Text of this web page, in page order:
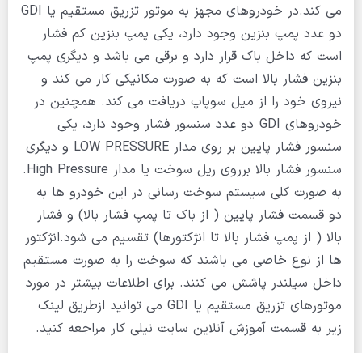
می کند.در خودروهای مجهز به موتور تزریق مستقیم یا GDI
دو عدد پمپ بنزین وجود دارد، یکی پمپ بنزین کم فشار
است که داخل باک قرار دارد و برقی می باشد و دیگری پمپ
بنزین فشار بالا است که به صورت مکانیکی کار می کند و
نیروی خود را از میل سوپاپ دریافت می کند. همچنین در
خودروهای GDI دو عدد سنسور فشار وجود دارد، یکی
سنسور فشار پایین بر روی مدار LOW PRESSURE و دیگری
سنسور فشار بالا برروی ریل سوخت یا مدار High Pressure.
به صورت کلی سیستم سوخت رسانی در این خودرو ها به
دو قسمت فشار پایین ( از باک تا پمپ فشار بالا) و فشار
بالا ( از پمپ فشار بالا تا انژکتورها) تقسیم می شود.انژکتور
ها از نوع خاصی می باشند که سوخت را به صورت مستقیم
داخل سیلندر پاشش می کنند. برای اطلاعات بیشتر در مورد
موتورهای تزریق مستقیم یا GDI می توانید ازطریق لینک
زیر به قسمت آموزش آنلاین سایت نیلی کار مراجعه کنید.